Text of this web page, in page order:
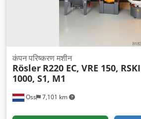
Oss 7,101 km
कंपन परिष्करण मशीन
Rösler R220 EC, VRE 150, RSKI
1000, S1, M1